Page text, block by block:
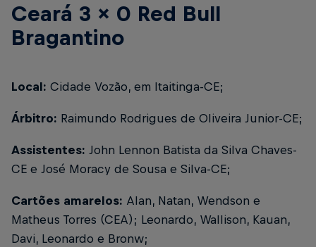
Ceará 3 x 0 Red Bull
Bragantino
Local: Cidade Vozão, em Itaitinga-CE;
Árbitro: Raimundo Rodrigues de Oliveira Junior-CE;
Assistentes: John Lennon Batista da Silva Chaves-
CE e José Moracy de Sousa e Silva-CE;
Cartões amarelos: Alan, Natan, Wendson e
Matheus Torres (CEA); Leonardo, Wallison, Kauan,
Davi, Leonardo e Bronw;